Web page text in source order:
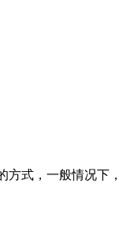
式，一般情况